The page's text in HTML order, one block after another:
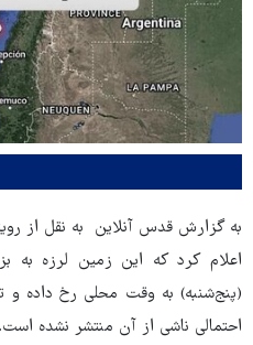
به گزارش قدس آنلاین به نقل از
(پنج‌شنبه) به وقت محلی رخ داده و
احتمالی ناشی از آن منتشر نشده است.